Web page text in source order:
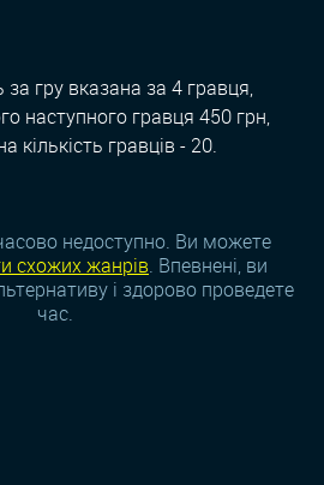
за гру вказана за 4 гравця,
наступного гравця 450 грн,
кількість гравців - 20.
недоступно. Ви можете
схожих жанрiв. Впевнені, ви
і здорово проведете
час.